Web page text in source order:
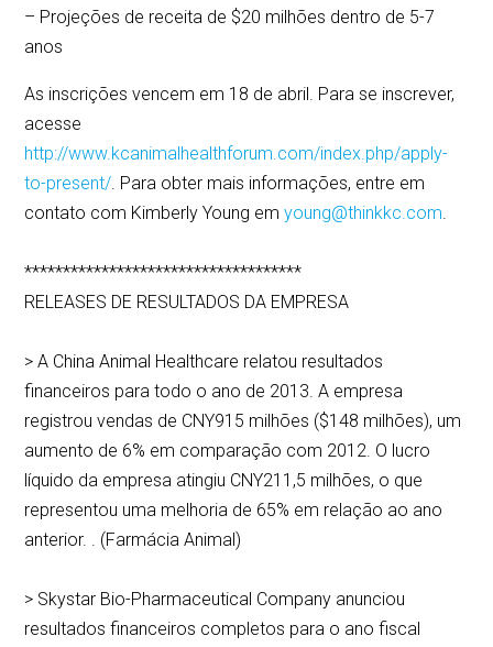
– Projeções de receita de $20 milhões dentro de 5-7
anos
As inscrições vencem em 18 de abril. Para se inscrever,
acesse
http://www.kcanimalhealthforum.com/index.php/apply-
to-present/. Para obter mais informações, entre em
contato com Kimberly Young emyoung@thinkkc.com.
************************************
RELEASES DE RESULTADOS DA EMPRESA
> A China Animal Healthcare relatou resultados
financeiros para todo o ano de 2013. A empresa
registrou vendas de CNY915 milhões ($148 milhões), um
aumento de 6% em comparação com 2012. O lucro
líquido da empresa atingiu CNY211,5 milhões, o que
representou uma melhoria de 65% em relação ao ano
anterior. . (Farmácia Animal)
> Skystar Bio-Pharmaceutical Company anunciou
resultados financeiros completos para o ano fiscal